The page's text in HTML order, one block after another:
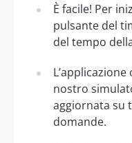
È facile! Per
pulsante del
del tempo
nostro
aggiornata su
domande.